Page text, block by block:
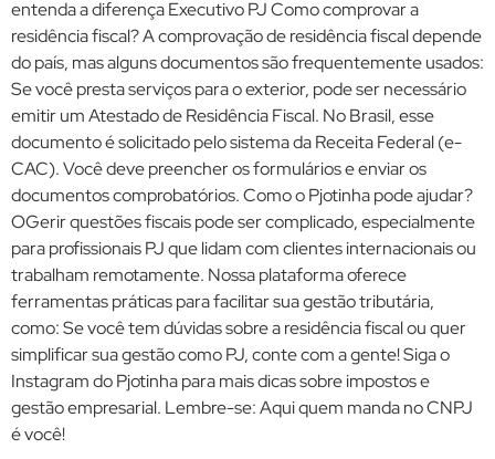
entenda a diferença Executivo PJ Como comprovar a
residência fiscal? A comprovação de residência fiscal depende
do país, mas alguns documentos são frequentemente usados:
Se você presta serviços para o exterior, pode ser necessário
emitir um Atestado de Residência Fiscal. No Brasil, esse
documento é solicitado pelo sistema da Receita Federal (e-
CAC). Você deve preencher os formulários e enviar os
documentos comprobatórios. Como o Pjotinha pode ajudar?
OGerir questões fiscais pode ser complicado, especialmente
para profissionais PJ que lidam com clientes internacionais ou
trabalham remotamente. Nossa plataforma oferece
ferramentas práticas para facilitar sua gestão tributária,
como: Se você tem dúvidas sobre a residência fiscal ou quer
simplificar sua gestão como PJ, conte com a gente! Siga o
Instagram do Pjotinha para mais dicas sobre impostos e
gestão empresarial. Lembre-se: Aqui quem manda no CNPJ
é você!